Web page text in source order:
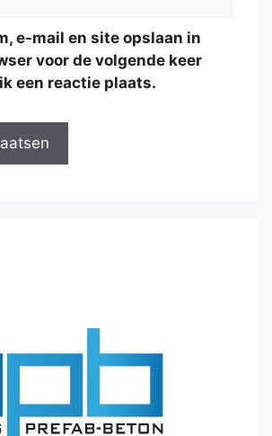
e-mail en site opslaan in
voor de volgende keer
een reactie plaats.